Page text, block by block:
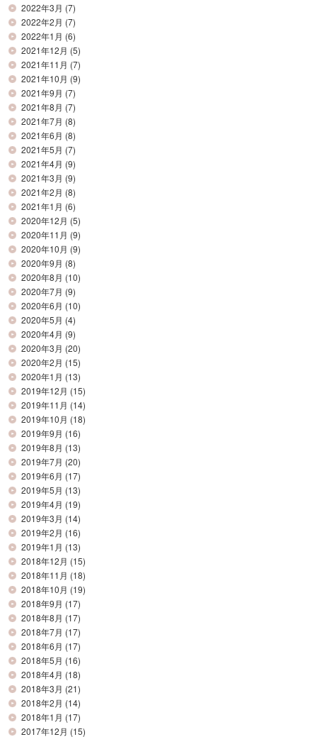
2022年3月 (7)
2022年2月 (7)
2022年1月 (6)
2021年12月 (5)
2021年11月 (7)
2021年10月 (9)
2021年9月 (7)
2021年8月 (7)
2021年7月 (8)
2021年6月 (8)
2021年5月 (7)
2021年4月 (9)
2021年3月 (9)
2021年2月 (8)
2021年1月 (6)
2020年12月 (5)
2020年11月 (9)
2020年10月 (9)
2020年9月 (8)
2020年8月 (10)
2020年7月 (9)
2020年6月 (10)
2020年5月 (4)
2020年4月 (9)
2020年3月 (20)
2020年2月 (15)
2020年1月 (13)
2019年12月 (15)
2019年11月 (14)
2019年10月 (18)
2019年9月 (16)
2019年8月 (13)
2019年7月 (20)
2019年6月 (17)
2019年5月 (13)
2019年4月 (19)
2019年3月 (14)
2019年2月 (16)
2019年1月 (13)
2018年12月 (15)
2018年11月 (18)
2018年10月 (19)
2018年9月 (17)
2018年8月 (17)
2018年7月 (17)
2018年6月 (17)
2018年5月 (16)
2018年4月 (18)
2018年3月 (21)
2018年2月 (14)
2018年1月 (17)
2017年12月 (15)